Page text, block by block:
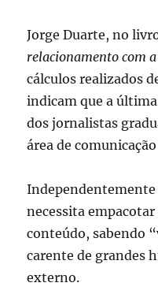
Jorge Duarte, no
relacionamento com
cálculos realizados
indicam que a
dos jornalistas
área de
necessita
conteúdo, sabendo
carente de grandes
externo.